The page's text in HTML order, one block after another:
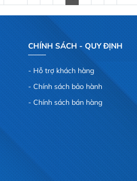
CHÍNH SÁCH - QUY ĐỊNH
Hỗ trợ khách hàng
Chính sách bảo hành
Chính sách bán hàng